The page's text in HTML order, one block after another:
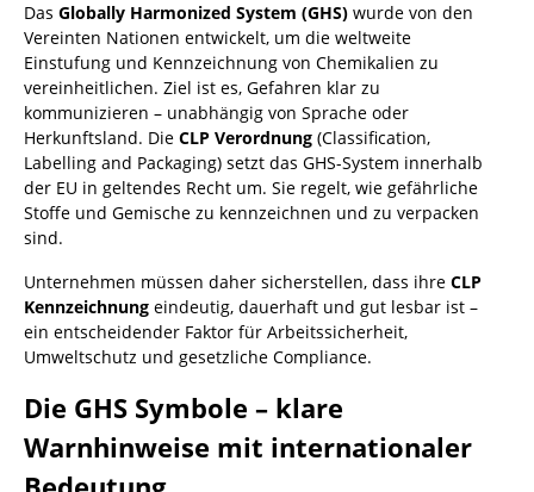
Das Globally Harmonized System (GHS) wurde von den
Vereinten Nationen entwickelt, um die weltweite
Einstufung und Kennzeichnung von Chemikalien zu
vereinheitlichen. Ziel ist es, Gefahren klar zu
kommunizieren – unabhängig von Sprache oder
Herkunftsland. Die CLP Verordnung (Classification,
Labelling and Packaging) setzt das GHS-System innerhalb
der EU in geltendes Recht um. Sie regelt, wie gefährliche
Stoffe und Gemische zu kennzeichnen und zu verpacken
sind.
Unternehmen müssen daher sicherstellen, dass ihre CLP
Kennzeichnung eindeutig, dauerhaft und gut lesbar ist –
ein entscheidender Faktor für Arbeitssicherheit,
Umweltschutz und gesetzliche Compliance.
Die GHS Symbole – klare
Warnhinweise mit internationaler